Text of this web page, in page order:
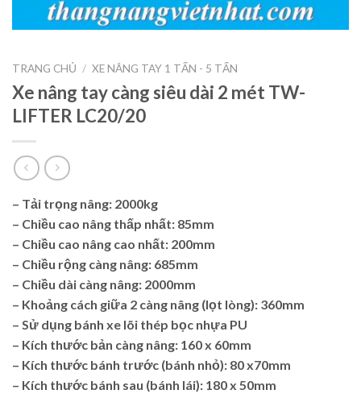
TRANG CHỦ / XE NÂNG TAY 1 TẤN - 5 TẤN
Xe nâng tay càng siêu dài 2 mét TW-
LIFTER LC20/20
– Tải trọng nâng: 2000kg
– Chiều cao nâng thấp nhất: 85mm
– Chiều cao nâng cao nhất: 200mm
– Chiều rộng càng nâng: 685mm
– Chiều dài càng nâng: 2000mm
– Khoảng cách giữa 2 càng nâng (lọt lòng): 360mm
– Sử dụng bánh xe lõi thép bọc nhựa PU
– Kích thước bản càng nâng: 160 x 60mm
– Kích thước bánh trước (bánh nhỏ): 80 x70mm
– Kích thước bánh sau (bánh lái): 180 x 50mm